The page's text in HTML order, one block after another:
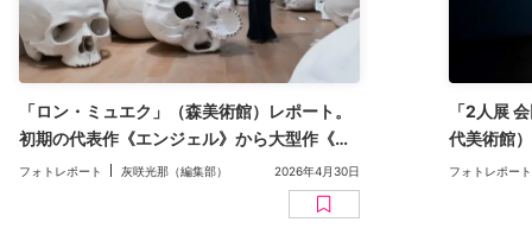
「ロン・ミュエク」（森美術館）レポート。
初期の代表作《エンジェル》から大型作《マ
ス》まで、寡作の彫刻家の作品が集結
フォトレポート 灰咲光那（編集部） 2026年4月30日
「2人展
代美術館
もう聞こ
フォトレポート